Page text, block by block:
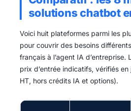
solutions chatbot
Voici huit plateformes parmi les
pour couvrir des besoins
français à l’agent IA d’entreprise.
prix d’entrée indicatifs, vérifiés
HT, hors crédits IA et options).